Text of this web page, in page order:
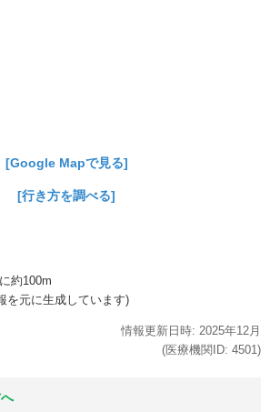
[Google Mapで見る]
[行き方を調べる]
約100m
を元に生成しています)
情報更新日時: 2025年12月
(医療機関ID: 4501)